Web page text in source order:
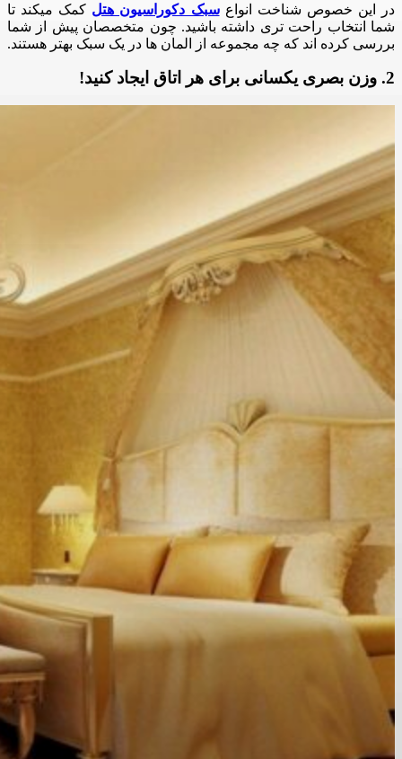
در این خصوص شناخت انواعسبک دکوراسیون هتل کمک میکند تا
شما انتخاب راحت تری داشته باشید. چون متخصصان پیش از شما
بررسی کرده اند که چه مجموعه از المان ها در یک سبک بهتر هستند.
2. وزن بصری یکسانی برای هر اتاق ایجاد کنید!